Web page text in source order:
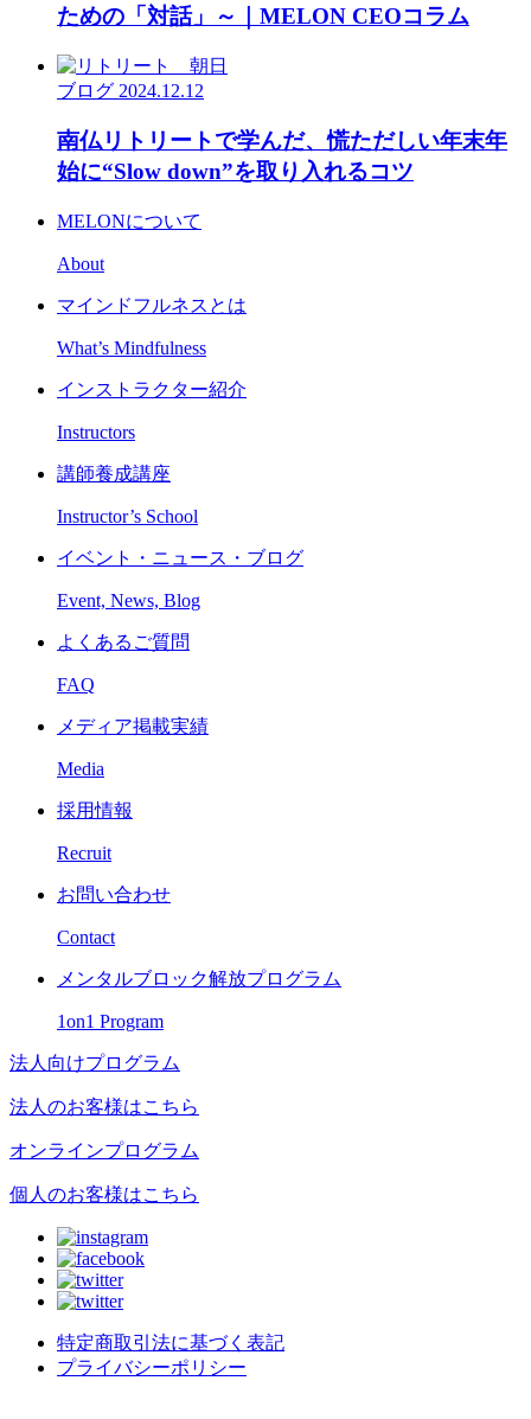
ための「対話」～｜MELON CEOコラム
ブログ 2024.12.12
南仏リトリートで学んだ、慌ただしい年末年
始に“Slow down”を取り入れるコツ
MELONについて
About
マインドフルネスとは
What’s Mindfulness
インストラクター紹介
Instructors
講師養成講座
Instructor’s School
イベント・ニュース・ブログ
Event, News, Blog
よくあるご質問
FAQ
メディア掲載実績
Media
採用情報
Recruit
お問い合わせ
Contact
メンタルブロック解放プログラム
1on1 Program
法人向けプログラム
法人のお客様はこちら
オンラインプログラム
個人のお客様はこちら
特定商取引法に基づく表記
プライバシーポリシー